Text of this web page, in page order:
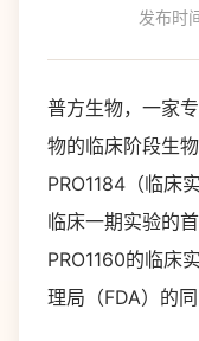
发布时
普方生物，一家
物的临床阶段生
PRO1184（临床
临床一期实验的
PRO1160的临床
理局（FDA）的同